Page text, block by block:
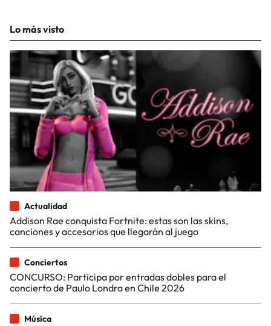
Lo más visto
Actualidad
Addison Rae conquista Fortnite: estas son las skins,
canciones y accesorios que llegarán al juego
Conciertos
CONCURSO: Participa por entradas dobles para el
concierto de Paulo Londra en Chile 2026
Música